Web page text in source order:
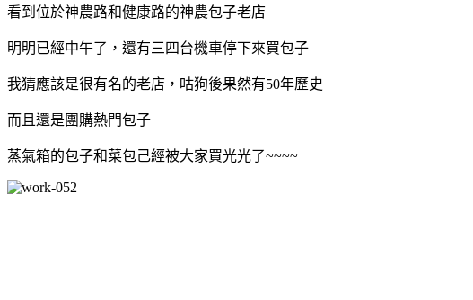
看到位於神農路和健康路的神農包子老店
明明已經中午了，還有三四台機車停下來買包子
我猜應該是很有名的老店，咕狗後果然有50年歷史
而且還是團購熱門包子
蒸氣箱的包子和菜包己經被大家買光光了~~~~